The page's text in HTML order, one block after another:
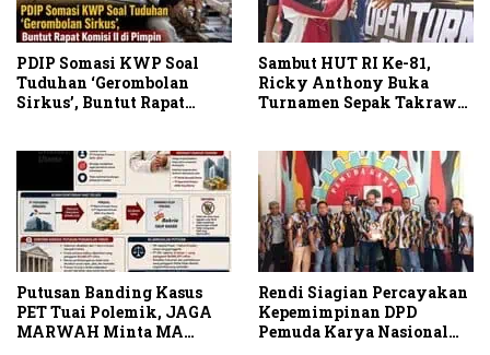
PDIP Somasi KWP Soal
Tuduhan ‘Gerombolan
Sirkus’, Buntut Rapat
Sambut HUT RI Ke-81,
Ricky Anthony Buka
Turnamen Sepak Takraw
Putusan Banding Kasus
PET Tuai Polemik, JAGA
MARWAH Minta MA
Rendi Siagian Percayakan
Kepemimpinan DPD
Pemuda Karya Nasional